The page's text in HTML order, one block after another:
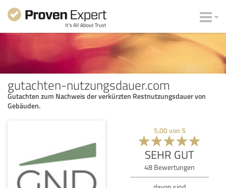
gutachten-nutzungsdauer.com
Gutachten zum Nachweis der verkürzten Restnutzungsdauer von
Gebäuden.
5,00von 5
SEHR GUT
48 Bewertungen